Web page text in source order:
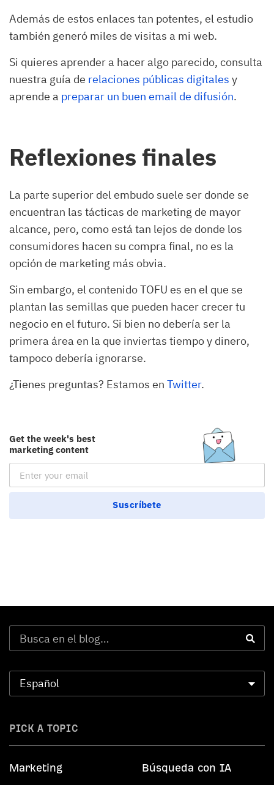
Además de estos enlaces tan potentes, el estudio
también generó miles de visitas a mi web.
Si quieres aprender a hacer algo parecido, consulta
nuestra guía de relaciones públicas digitales y
aprende a preparar un buen email de difusión.
Reflexiones finales
La parte superior del embudo suele ser donde se
encuentran las tácticas de marketing de mayor
alcance, pero, como está tan lejos de donde los
consumidores hacen su compra final, no es la
opción de marketing más obvia.
Sin embargo, el contenido TOFU es en el que se
plantan las semillas que pueden hacer crecer tu
negocio en el futuro. Si bien no debería ser la
primera área en la que inviertas tiempo y dinero,
tampoco debería ignorarse.
¿Tienes preguntas? Estamos en Twitter.
Get the week's best
marketing content
Email Subscription
Suscríbete
PICK A TOPIC
Marketing Búsqueda con IA